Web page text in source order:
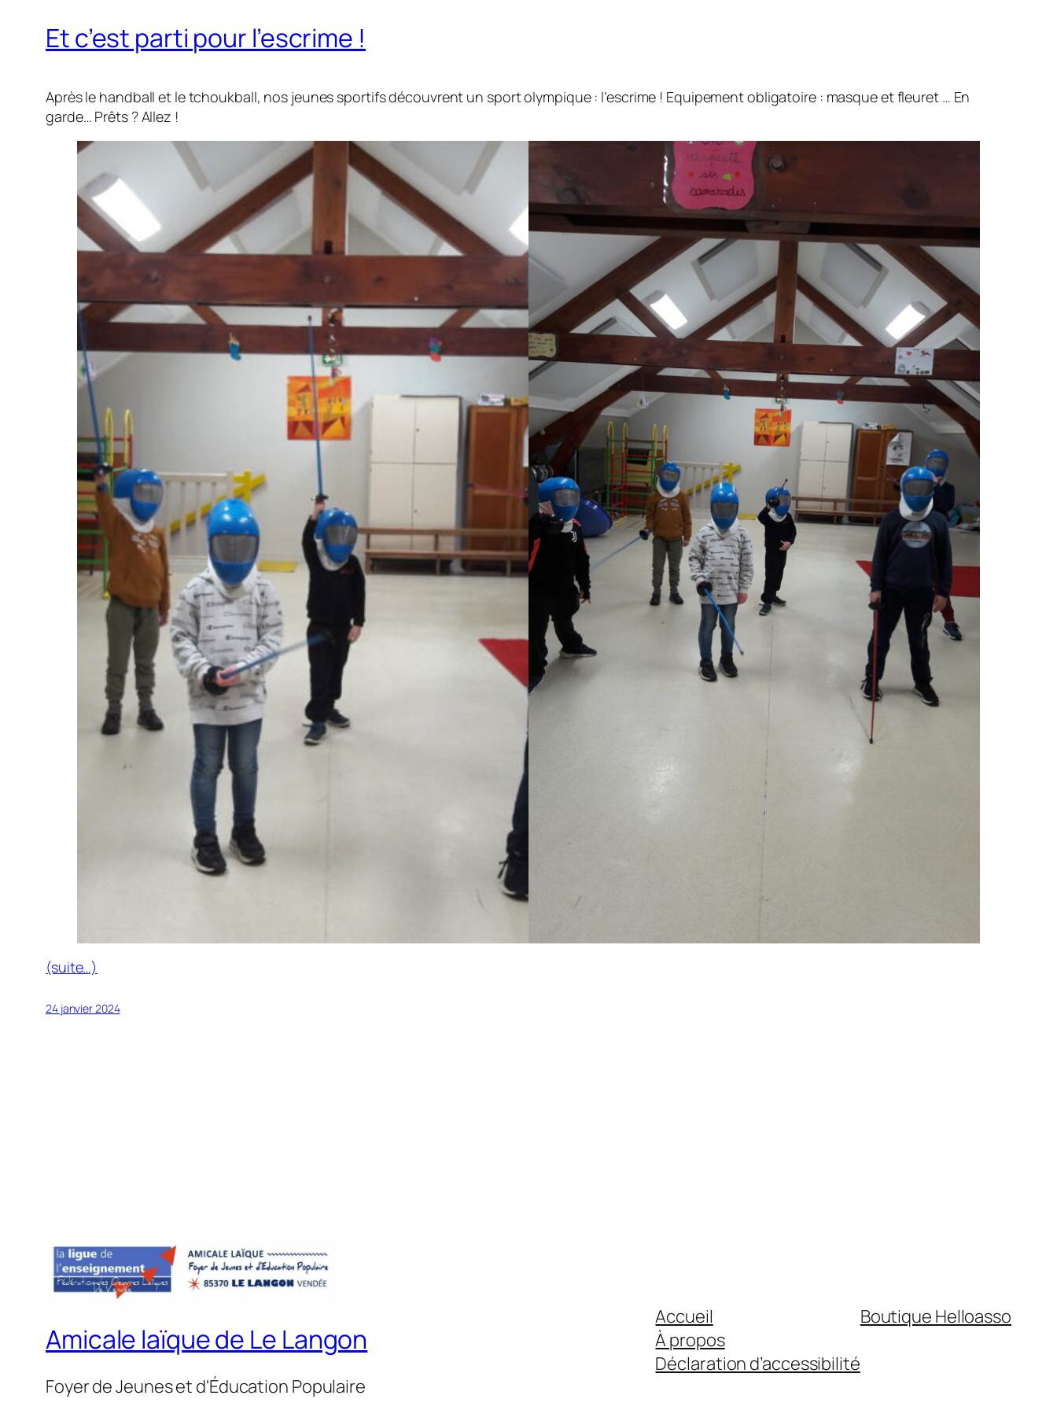
Et c’est parti pour l’escrime !
Après le handball et le tchoukball, nos jeunes sportifs découvrent un sport olympique : l’escrime ! Equipement obligatoire : masque et fleuret … En
garde… Prêts ? Allez !
(suite…)
24 janvier 2024
Amicale laïque de Le Langon
Foyer de Jeunes et d'Éducation Populaire
Accueil
À propos
Déclaration d’accessibilité
Boutique Helloasso